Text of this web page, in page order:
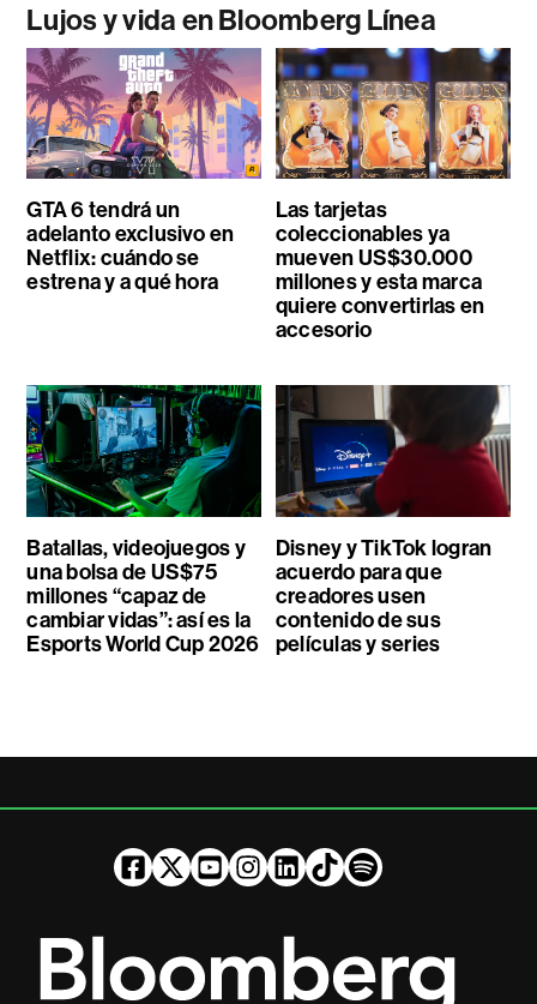
Lujos y vida en Bloomberg Línea
GTA 6 tendrá un
adelanto exclusivo en
Netflix: cuándo se
estrena y a qué hora
Las tarjetas
coleccionables ya
mueven US$30.000
millones y esta marca
quiere convertirlas en
accesorio
Batallas, videojuegos y
una bolsa de US$75
millones “capaz de
cambiar vidas”: así es la
Esports World Cup 2026
Disney y TikTok logran
acuerdo para que
creadores usen
contenido de sus
películas y series